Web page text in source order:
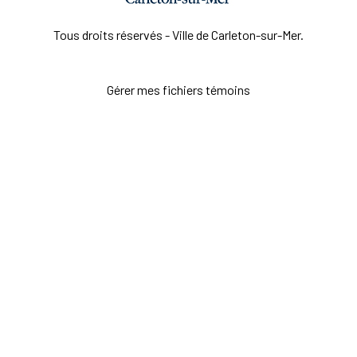
Tous droits réservés - Ville de Carleton-sur-Mer.
Gérer mes fichiers témoins